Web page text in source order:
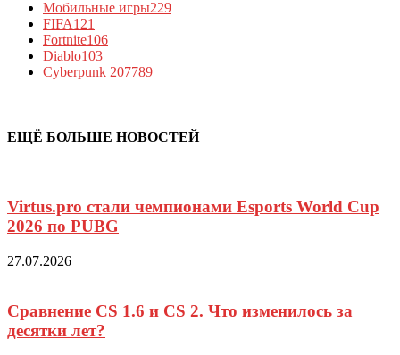
Мобильные игры229
FIFA121
Fortnite106
Diablo103
Cyberpunk 207789
ЕЩЁ БОЛЬШЕ НОВОСТЕЙ
Virtus.pro стали чемпионами Esports World Cup
2026 по PUBG
27.07.2026
Сравнение CS 1.6 и CS 2. Что изменилось за
десятки лет?